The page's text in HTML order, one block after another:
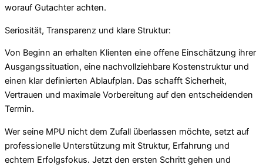
worauf Gutachter achten.
Seriosität, Transparenz und klare Struktur:
Von Beginn an erhalten Klienten eine offene Einschätzung ihrer
Ausgangssituation, eine nachvollziehbare Kostenstruktur und
einen klar definierten Ablaufplan. Das schafft Sicherheit,
Vertrauen und maximale Vorbereitung auf den entscheidenden
Termin.
Wer seine MPU nicht dem Zufall überlassen möchte, setzt auf
professionelle Unterstützung mit Struktur, Erfahrung und
echtem Erfolgsfokus. Jetzt den ersten Schritt gehen und